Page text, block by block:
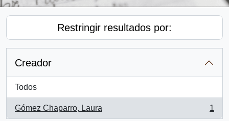
Restringir resultados por:
Creador
Todos
Gómez Chaparro, Laura
, 1 resultados
1